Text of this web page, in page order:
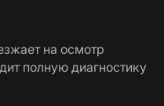
на осмотр
полную диагностику